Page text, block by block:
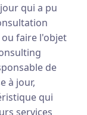
qui a pu
faire l'objet
de
à jour,
qui
services